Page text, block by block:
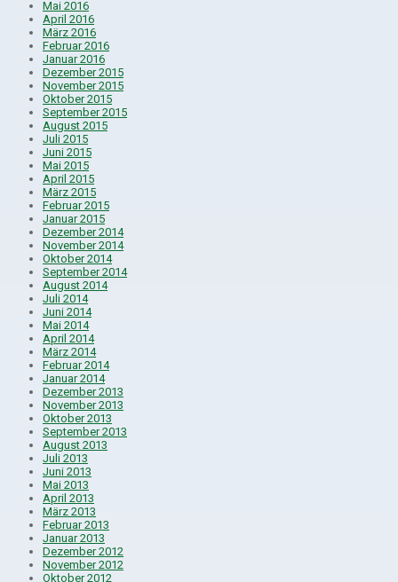
Mai 2016
April 2016
März 2016
Februar 2016
Januar 2016
Dezember 2015
November 2015
Oktober 2015
September 2015
August 2015
Juli 2015
Juni 2015
Mai 2015
April 2015
März 2015
Februar 2015
Januar 2015
Dezember 2014
November 2014
Oktober 2014
September 2014
August 2014
Juli 2014
Juni 2014
Mai 2014
April 2014
März 2014
Februar 2014
Januar 2014
Dezember 2013
November 2013
Oktober 2013
September 2013
August 2013
Juli 2013
Juni 2013
Mai 2013
April 2013
März 2013
Februar 2013
Januar 2013
Dezember 2012
November 2012
Oktober 2012